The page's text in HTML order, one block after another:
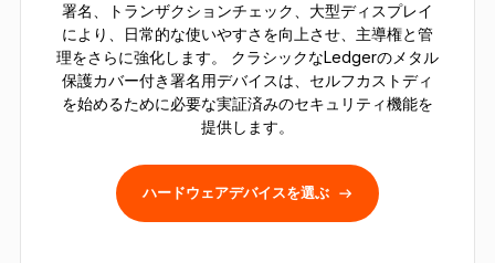
署名、トランザクションチェック、大型ディスプレイ
により、日常的な使いやすさを向上させ、主導権と管
理をさらに強化します。 クラシックなLedgerのメタル
保護カバー付き署名用デバイスは、セルフカストディ
を始めるために必要な実証済みのセキュリティ機能を
提供します。
ハードウェアデバイスを選ぶ